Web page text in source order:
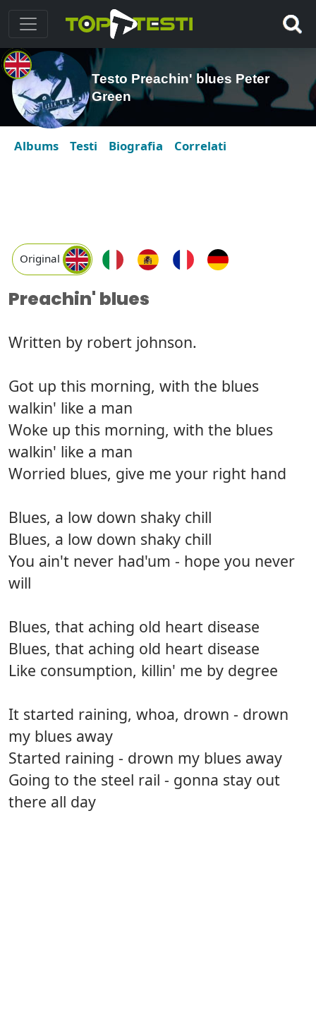
Testo Preachin' blues Peter
Green
Albums Testi Biografia Correlati
Original
Preachin' blues
Written by robert johnson.
Got up this morning, with the blues
walkin' like a man
Woke up this morning, with the blues
walkin' like a man
Worried blues, give me your right hand
Blues, a low down shaky chill
Blues, a low down shaky chill
You ain't never had'um - hope you never
will
Blues, that aching old heart disease
Blues, that aching old heart disease
Like consumption, killin' me by degree
It started raining, whoa, drown - drown
my blues away
Started raining - drown my blues away
Going to the steel rail - gonna stay out
there all day